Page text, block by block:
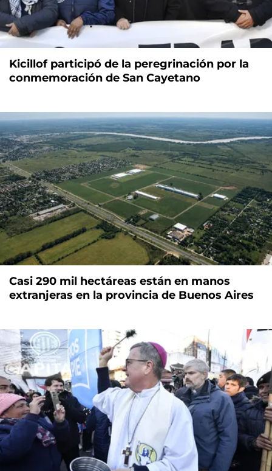
Kicillof participó de la peregrinación por la
conmemoración de San Cayetano
Casi 290 mil hectáreas están en manos
extranjeras en la provincia de Buenos Aires